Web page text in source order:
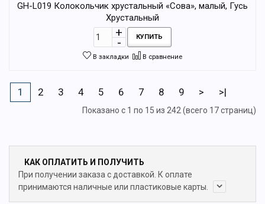
GH-L019 Колокольчик хрустальный «Сова», малый, Гусь
Хрустальный
КУПИТЬ
В закладки В сравнение
1 2 3 4 5 6 7 8 9 > >|
Показано с 1 по 15 из 242 (всего 17 страниц)
КАК ОПЛАТИТЬ И ПОЛУЧИТЬ
При получении заказа с доставкой. К оплате
принимаются наличные или пластиковые карты.